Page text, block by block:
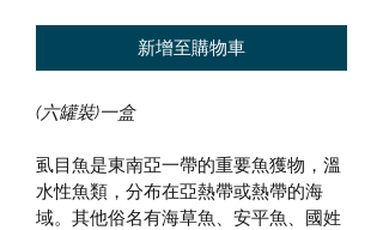
新增至購物車
(六罐裝)一盒
虱目魚是東南亞一帶的重要魚獲物，溫
水性魚類，分布在亞熱帶或熱帶的海
域。其他俗名有海草魚、安平魚、國姓